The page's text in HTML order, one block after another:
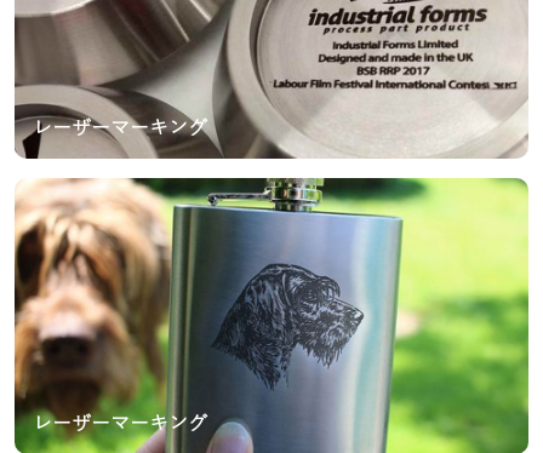
レーザーマーキング
レーザーマーキング